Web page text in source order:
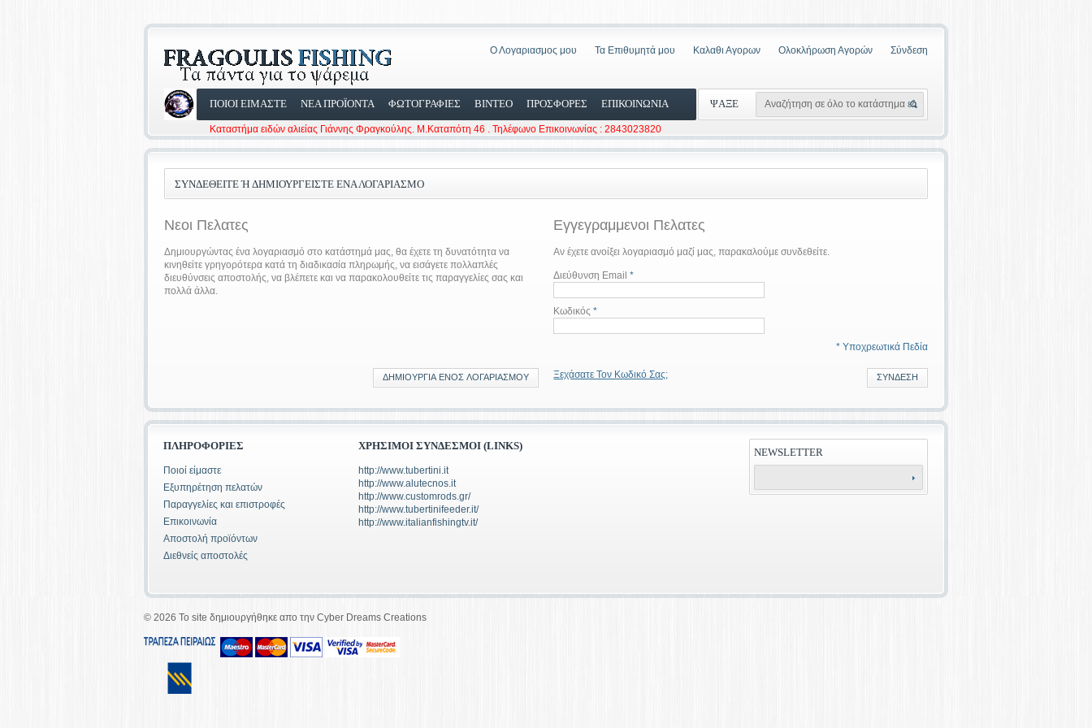
Ο Λογαριασμος μου Τα Επιθυμητά μου Καλαθι Αγορων Ολοκλήρωση Αγορών Σύνδεση
ΨΑΞΕ
ΠΟΙΟΙ ΕΙΜΑΣΤΕ ΝΕΑ ΠΡΟΪΟΝΤΑ ΦΩΤΟΓΡΑΦΙΕΣ ΒΙΝΤΕΟ ΠΡΟΣΦΟΡΕΣ ΕΠΙΚΟΙΝΩΝΙΑ
Καταστήμα ειδών αλιείας Γιάννης Φραγκούλης. Μ.Καταπότη 46 . Τηλέφωνο Επικοινωνίας : 2843023820
ΣΥΝΔΕΘΕΊΤΕ Ή ΔΗΜΙΟΥΡΓΕΊΣΤΕ ΈΝΑ ΛΟΓΑΡΙΑΣΜΌ
Νεοι Πελατες
Δημιουργώντας ένα λογαριασμό στο κατάστημά μας, θα έχετε τη δυνατότητα να
κινηθείτε γρηγορότερα κατά τη διαδικασία πληρωμής, να εισάγετε πολλαπλές
διευθύνσεις αποστολής, να βλέπετε και να παρακολουθείτε τις παραγγελίες σας και
πολλά άλλα.
Εγγεγραμμενοι Πελατες
Αν έχετε ανοίξει λογαριασμό μαζί μας, παρακαλούμε συνδεθείτε.
*
Διεύθυνση Email
*
Κωδικός
* Υποχρεωτικά Πεδία
ΔΗΜΙΟΥΡΓΊΑ ΕΝΌΣ ΛΟΓΑΡΙΑΣΜΟΎ Ξεχάσατε Τον Κωδικό Σας; ΣΎΝΔΕΣΗ
NEWSLETTER
ΠΛΗΡΟΦΟΡΊΕΣ
Ποιοί είμαστε
Εξυπηρέτηση πελατών
Παραγγελίες και επιστροφές
Επικοινωνία
Αποστολή προϊόντων
Διεθνείς αποστολές
ΧΡΉΣΙΜΟΙ ΣΎΝΔΕΣΜΟΙ (LINKS)
http://www.tubertini.it
http://www.alutecnos.it
http://www.customrods.gr/
http://www.tubertinifeeder.it/
http://www.italianfishingtv.it/
© 2026 To site δημιουργήθηκε απο την Cyber Dreams Creations